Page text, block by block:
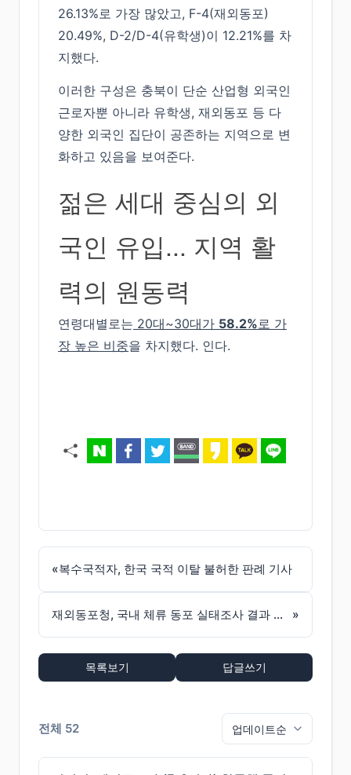
26.13%로 가장 많았고, F-4(재외동포)
20.49%, D-2/D-4(유학생)이 12.21%를 차
지했다.
이러한 구성은 충북이 단순 산업형 외국인
근로자뿐 아니라 유학생, 재외동포 등 다
양한 외국인 집단이 공존하는 지역으로 변
화하고 있음을 보여준다.
젊은 세대 중심의 외
국인 유입... 지역 활
력의 원동력
연령대별로는 20대~30대가 58.2%로 가
장 높은 비중을 차지했다. 인다.
«복수국적자, 한국 국적 이탈 불허한 판례 기사
재외동포청, 국내 체류 동포 실태조사 결과 발표 - 86만 명 체류 통계 발표 »
목록보기 답글쓰기
전체 52